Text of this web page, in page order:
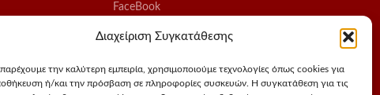
Διαχείριση Συγκατάθεσης
παρέχουμε την καλύτερη εμπειρία, χρησιμοποιούμε τεχνολογίες όπως cookies για
ή/και την πρόσβαση σε πληροφορίες συσκευών. Η συγκατάθεση για τις
FaceBook